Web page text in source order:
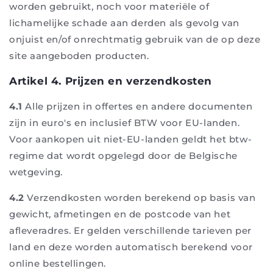
worden gebruikt, noch voor materiële of
lichamelijke schade aan derden als gevolg van
onjuist en/of onrechtmatig gebruik van de op deze
site aangeboden producten.
Artikel 4. Prijzen en verzendkosten
4.1 Alle prijzen in offertes en andere documenten
zijn in euro's en inclusief BTW voor EU-landen.
Voor aankopen uit niet-EU-landen geldt het btw-
regime dat wordt opgelegd door de Belgische
wetgeving.
4.2 Verzendkosten worden berekend op basis van
gewicht, afmetingen en de postcode van het
afleveradres. Er gelden verschillende tarieven per
land en deze worden automatisch berekend voor
online bestellingen.